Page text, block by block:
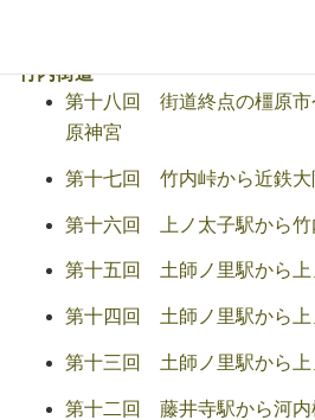
竹内街道
第十八回 街道終点の橿原市
原神宮
第十七回 竹内峠から近鉄
第十六回 上ノ太子駅から
第十五回 土師ノ里駅から
第十四回 土師ノ里駅から
第十三回 土師ノ里駅から
第十二回 藤井寺駅から河